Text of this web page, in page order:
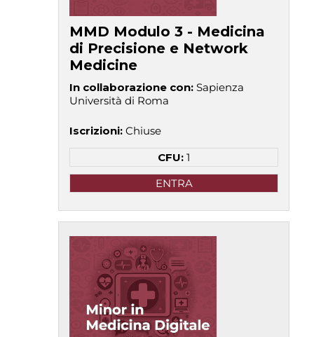
MMD Modulo 3 - Medicina
di Precisione e Network
Medicine
In collaborazione con: Sapienza
Università di Roma
Iscrizioni: Chiuse
CFU: 1
ENTRA